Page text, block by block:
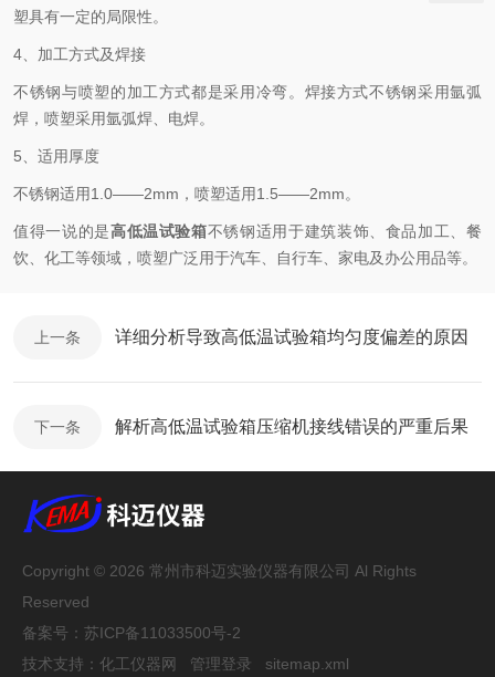
塑具有一定的局限性。
4、加工方式及焊接
不锈钢与喷塑的加工方式都是采用冷弯。焊接方式不锈钢采用氩弧
焊，喷塑采用氩弧焊、电焊。
5、适用厚度
不锈钢适用1.0——2mm，喷塑适用1.5——2mm。
值得一说的是高低温试验箱不锈钢适用于建筑装饰、食品加工、餐
饮、化工等领域，喷塑广泛用于汽车、自行车、家电及办公用品等。
上一条 详细分析导致高低温试验箱均匀度偏差的原因
下一条 解析高低温试验箱压缩机接线错误的严重后果
Copyright © 2026 常州市科迈实验仪器有限公司 Al Rights
Reserved
备案号： 苏ICP备11033500号-2
技术支持： 化工仪器网 管理登录 sitemap.xml